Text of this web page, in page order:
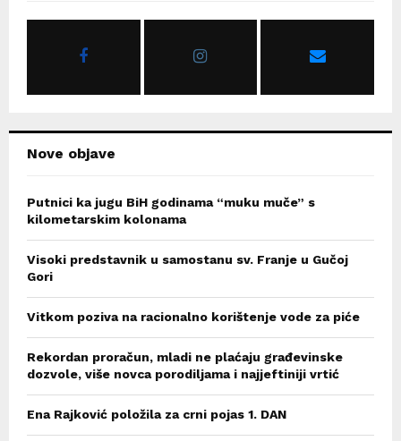
Nove objave
Putnici ka jugu BiH godinama “muku muče” s
kilometarskim kolonama
Visoki predstavnik u samostanu sv. Franje u Gučoj
Gori
Vitkom poziva na racionalno korištenje vode za piće
Rekordan proračun, mladi ne plaćaju građevinske
dozvole, više novca porodiljama i najjeftiniji vrtić
Ena Rajković položila za crni pojas 1. DAN